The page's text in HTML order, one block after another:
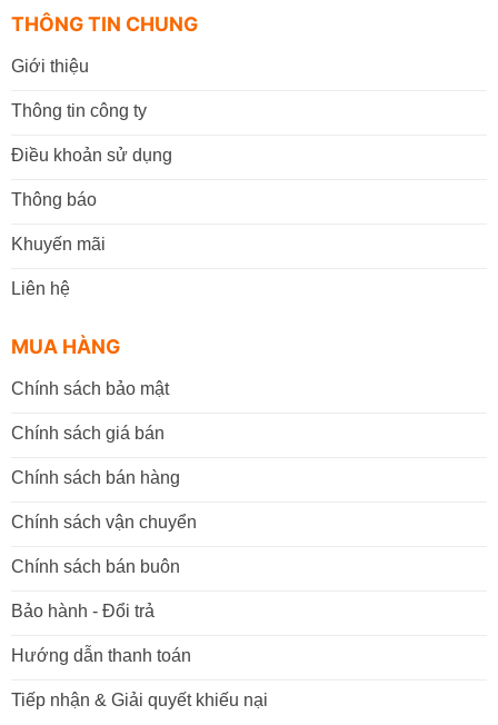
THÔNG TIN CHUNG
Giới thiệu
Thông tin công ty
Điều khoản sử dụng
Thông báo
Khuyến mãi
Liên hệ
MUA HÀNG
Chính sách bảo mật
Chính sách giá bán
Chính sách bán hàng
Chính sách vận chuyển
Chính sách bán buôn
Bảo hành - Đổi trả
Hướng dẫn thanh toán
Tiếp nhận & Giải quyết khiếu nại